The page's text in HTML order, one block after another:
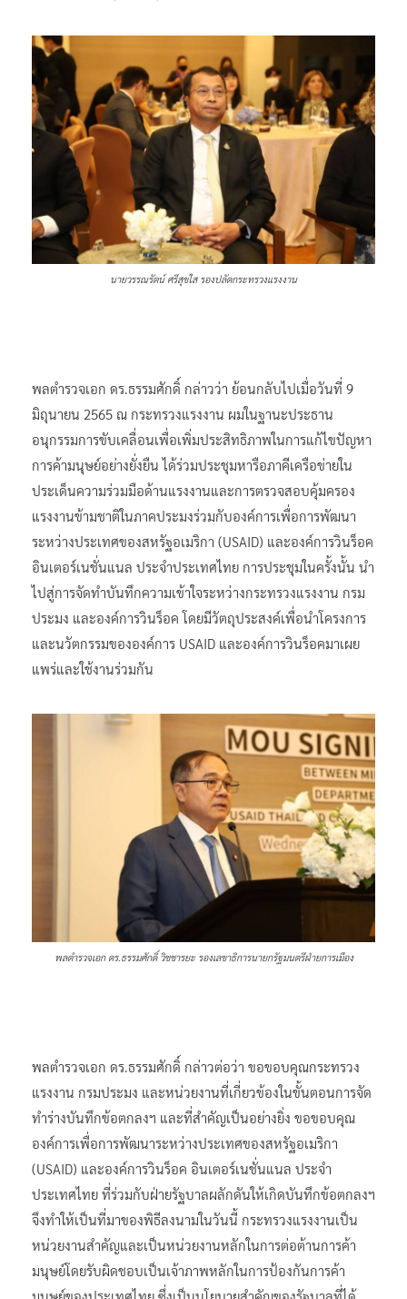
นายวรรณรัตน์ ศรีสุขใส รองปลัดกระทรวงแรงงาน
พลตำรวจเอก ดร.ธรรมศักดิ์ กล่าวว่า ย้อนกลับไปเมื่อวันที่ 9
มิถุนายน 2565 ณ กระทรวงแรงงาน ผมในฐานะประธาน
อนุกรรมการขับเคลื่อนเพื่อเพิ่มประสิทธิภาพในการแก้ไขปัญหา
การค้ามนุษย์อย่างยั่งยืน ได้ร่วมประชุมหารือภาคีเครือข่ายใน
ประเด็นความร่วมมือด้านแรงงานและการตรวจสอบคุ้มครอง
แรงงานข้ามชาติในภาคประมงร่วมกับองค์การเพื่อการพัฒนา
ระหว่างประเทศของสหรัฐอเมริกา (USAID) และองค์การวินร็อค
อินเตอร์เนชั่นแนล ประจำประเทศไทย การประชุมในครั้งนั้น นำ
ไปสู่การจัดทำบันทึกความเข้าใจระหว่างกระทรวงแรงงาน กรม
ประมง และองค์การวินร็อค โดยมีวัตถุประสงค์เพื่อนำโครงการ
และนวัตกรรมขององค์การ USAID และองค์การวินร็อคมาเผย
แพร่และใช้งานร่วมกัน
พลตำรวจเอก ดร.ธรรมศักดิ์ วิชชารยะ รองเลขาธิการนายกรัฐมนตรีฝ่ายการเมือง
พลตำรวจเอก ดร.ธรรมศักดิ์ กล่าวต่อว่า ขอขอบคุณกระทรวง
แรงงาน กรมประมง และหน่วยงานที่เกี่ยวข้องในขั้นตอนการจัด
ทำร่างบันทึกข้อตกลงฯ และที่สำคัญเป็นอย่างยิ่ง ขอขอบคุณ
องค์การเพื่อการพัฒนาระหว่างประเทศของสหรัฐอเมริกา
(USAID) และองค์การวินร็อค อินเตอร์เนชั่นแนล ประจำ
ประเทศไทย ที่ร่วมกับฝ่ายรัฐบาลผลักดันให้เกิดบันทึกข้อตกลงฯ
จึงทำให้เป็นที่มาของพิธีลงนามในวันนี้ กระทรวงแรงงานเป็น
หน่วยงานสำคัญและเป็นหน่วยงานหลักในการต่อต้านการค้า
มนุษย์โดยรับผิดชอบเป็นเจ้าภาพหลักในการป้องกันการค้า